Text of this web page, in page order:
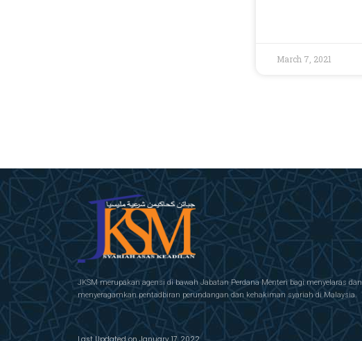
March 7, 2021
JKSM merupakan agensi di bawah Jabatan Perdana Menteri bagi menyelaras dan
menyeragamkan pentadbiran perundangan dan kehakiman syariah di Malaysia.